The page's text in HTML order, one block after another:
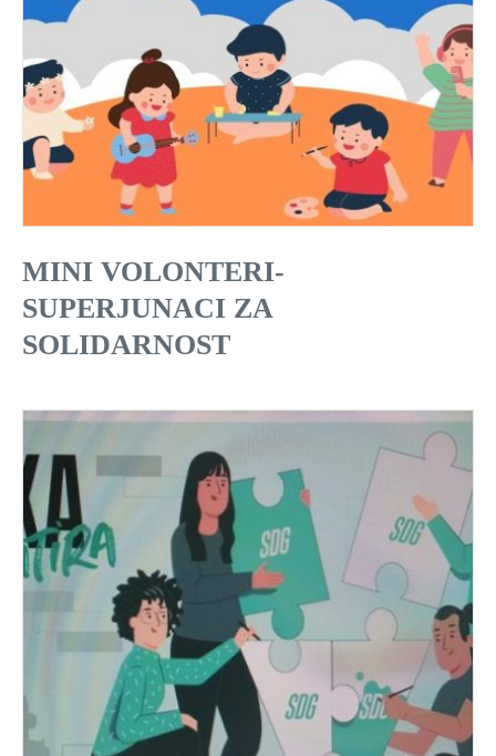
MINI VOLONTERI-
SUPERJUNACI ZA
SOLIDARNOST